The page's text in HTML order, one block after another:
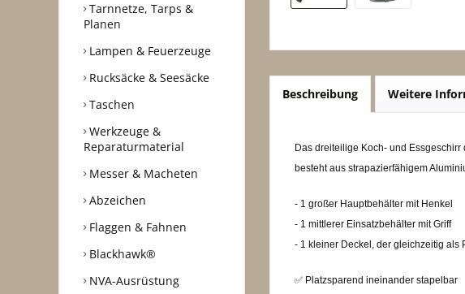
Tarnnetze, Tarps &
Planen
Lampen & Feuerzeuge
Rucksäcke & Seesäcke
Taschen
Werkzeuge &
Reparaturmaterial
Messer & Macheten
Abzeichen
Flaggen & Fahnen
Blackhawk®
NVA-Ausrüstung
Beschreibung Weitere
Das dreiteilige Koch- und
besteht aus strapazierfähigem
- 1 großer Hauptbehälter mit Henkel
- 1 mittlerer Einsatzbehälter mit Griff
- 1 kleiner Deckel, der gleichzeitig als
✅ Platzsparend ineinander stapelbar